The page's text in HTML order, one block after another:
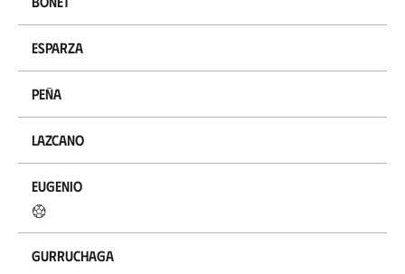
Esparza
Peña
Lazcano
Eugenio
Gurruchaga